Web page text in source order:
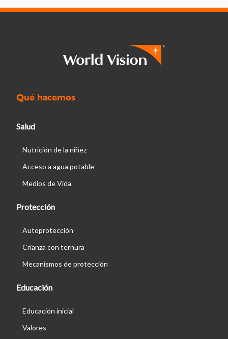
Qué hacemos
Salud
Nutrición de la niñez
Acceso a agua potable
Medios de Vida
Protección
Autoprotección
Crianza con ternura
Mecanismos de protección
Educación
Educación inicial
Valores